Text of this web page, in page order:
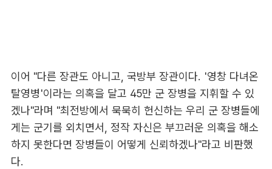
이어 "다른 장관도 아니고, 국방부 장관이다. '영창 다녀온
탈영병'이라는 의혹을 달고 45만 군 장병을 지휘할 수 있
겠나"라며 "최전방에서 묵묵히 헌신하는 우리 군 장병들에
게는 군기를 외치면서, 정작 자신은 부끄러운 의혹을 해소
하지 못한다면 장병들이 어떻게 신뢰하겠나"라고 비판했
다.